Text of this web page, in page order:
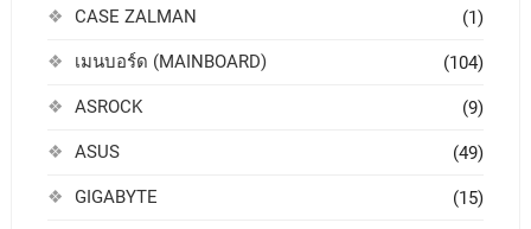
CASE ZALMAN (1)
เมนบอร์ด (MAINBOARD) (104)
ASROCK (9)
ASUS (49)
GIGABYTE (15)